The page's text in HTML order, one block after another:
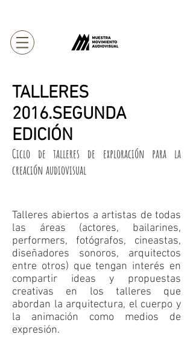
TALLERES
2016.SEGUNDA
EDICIÓN
Ciclo de talleres de exploración para la
creación audiovisual
Talleres abiertos a artistas de todas
las áreas (actores, bailarines,
performers, fotógrafos, cineastas,
diseñadores sonoros, arquitectos
entre otros) que tengan interés en
compartir ideas y propuestas
creativas en los talleres que
abordan la arquitectura, el cuerpo y
la animación como medios de
expresión.